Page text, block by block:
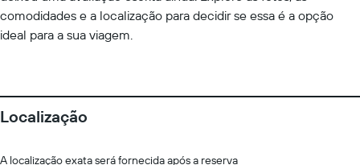
comodidades e a localização para decidir se essa é a opção
ideal para a sua viagem.
Localização
A localização exata será fornecida após a reserva